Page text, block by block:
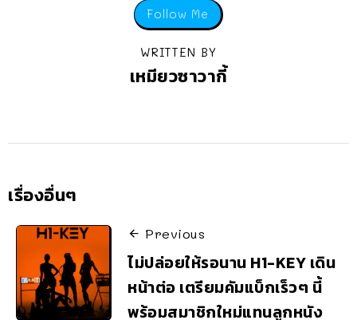
Follow Me
WRITTEN BY
เหมียวซาวากี้
เรื่องอื่นๆ
Previous
ไม่ปล่อยให้รอนาน H1-KEY เดิน
หน้าต่อ เตรียมคัมแบ็กเร็วๆ นี้
พร้อมสมาชิกใหม่แทนลูกหนัง